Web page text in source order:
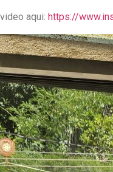
aqui: https://